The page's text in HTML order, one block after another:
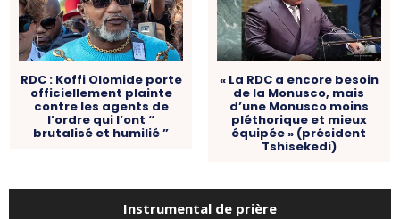
RDC : Koffi Olomide porte
officiellement plainte
contre les agents de
l’ordre qui l’ont “
brutalisé et humilié ”
« La RDC a encore besoin
de la Monusco, mais
d’une Monusco moins
pléthorique et mieux
équipée » (président
Tshisekedi)
Instrumental de prière